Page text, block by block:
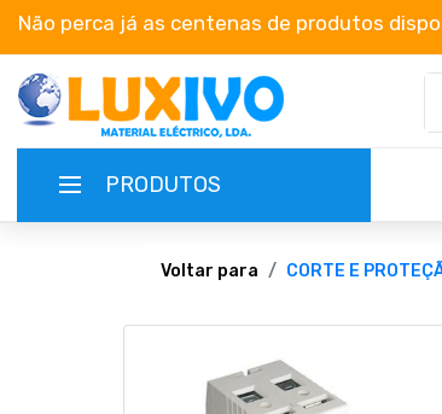
Não perca já as centenas de produtos
PRODUTOS
TERMOS E CONDIÇÕES
Voltar para CORTE E